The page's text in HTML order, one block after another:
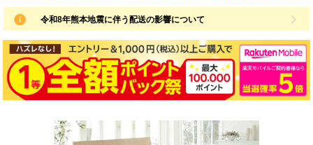
令和8年熊本地震に伴う配送の影響について